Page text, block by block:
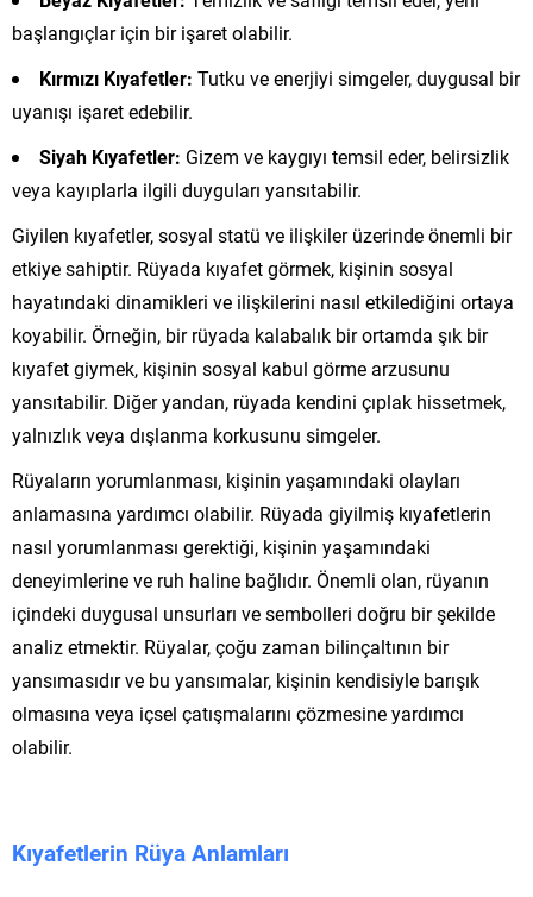
başlangıçlar için bir işaret olabilir.
Kırmızı Kıyafetler: Tutku ve enerjiyi simgeler, duygusal bir
uyanışı işaret edebilir.
Siyah Kıyafetler: Gizem ve kaygıyı temsil eder, belirsizlik
veya kayıplarla ilgili duyguları yansıtabilir.
Giyilen kıyafetler, sosyal statü ve ilişkiler üzerinde önemli bir
etkiye sahiptir. Rüyada kıyafet görmek, kişinin sosyal
hayatındaki dinamikleri ve ilişkilerini nasıl etkilediğini ortaya
koyabilir. Örneğin, bir rüyada kalabalık bir ortamda şık bir
kıyafet giymek, kişinin sosyal kabul görme arzusunu
yansıtabilir. Diğer yandan, rüyada kendini çıplak hissetmek,
yalnızlık veya dışlanma korkusunu simgeler.
Rüyaların yorumlanması, kişinin yaşamındaki olayları
anlamasına yardımcı olabilir. Rüyada giyilmiş kıyafetlerin
nasıl yorumlanması gerektiği, kişinin yaşamındaki
deneyimlerine ve ruh haline bağlıdır. Önemli olan, rüyanın
içindeki duygusal unsurları ve sembolleri doğru bir şekilde
analiz etmektir. Rüyalar, çoğu zaman bilinçaltının bir
yansımasıdır ve bu yansımalar, kişinin kendisiyle barışık
olmasına veya içsel çatışmalarını çözmesine yardımcı
olabilir.
Kıyafetlerin Rüya Anlamları